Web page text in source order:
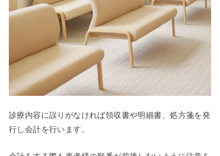
診療内容に誤りがなければ領収書や明細書、処方箋を発
行し会計を行います。